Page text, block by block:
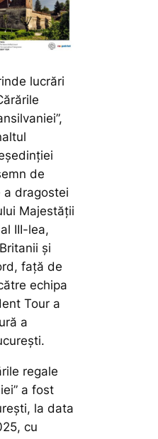
lucrări
de
a dragostei
Majestății
III-lea,
și
față de
echipa
Tour a
a
regale
a fost
la data
cu